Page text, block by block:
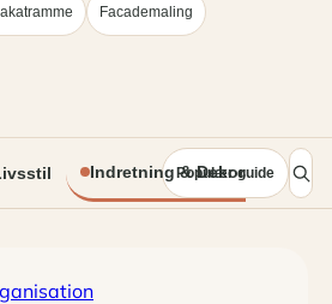
Facademaling
Indretning & Dekoration
Populær guide